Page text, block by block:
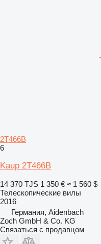
2T466B
6
Kaup 2T466B
14 370 TJS 1 350 € ≈ 1 560 $
Телескопические вилы
2016
Германия, Aidenbach
Zoch GmbH & Co. KG
Связаться с продавцом